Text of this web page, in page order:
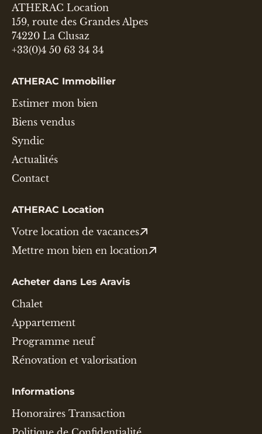
ATHERAC Location
159, route des Grandes Alpes
74220 La Clusaz
+33(0)4 50 63 34 34
ATHERAC Immobilier
Estimer mon bien
Biens vendus
Syndic
Actualités
Contact
ATHERAC Location
Votre location de vacances
Mettre mon bien en location
Acheter dans Les Aravis
Chalet
Appartement
Programme neuf
Rénovation et valorisation
Informations
Honoraires Transaction